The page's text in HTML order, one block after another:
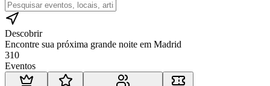
Descobrir
Encontre sua próxima grande noite em Madrid
310
Eventos